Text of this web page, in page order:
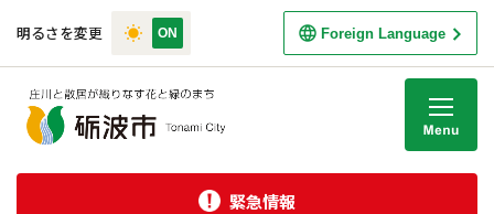
明るさを変更 Foreign Language
緊急情報